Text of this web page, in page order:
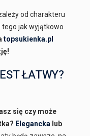
od charakteru
tego jak wyjątkowo
topsukienka.pl
ŁATWY?
się czy może
Elegancka lub